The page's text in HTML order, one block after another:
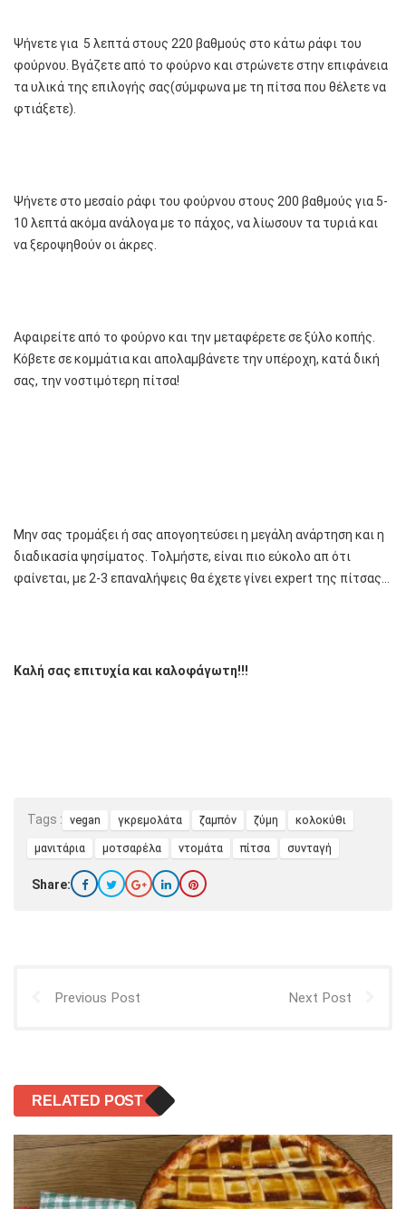
Ψήνετε για 5 λεπτά στους 220 βαθμούς στο κάτω ράφι του
φούρνου. Βγάζετε από το φούρνο και στρώνετε στην επιφάνεια
τα υλικά της επιλογής σας(σύμφωνα με τη πίτσα που θέλετε να
φτιάξετε).
Ψήνετε στο μεσαίο ράφι του φούρνου στους 200 βαθμούς για 5-
10 λεπτά ακόμα ανάλογα με το πάχος, να λίωσουν τα τυριά και
να ξεροψηθούν οι άκρες.
Αφαιρείτε από το φούρνο και την μεταφέρετε σε ξύλο κοπής.
Κόβετε σε κομμάτια και απολαμβάνετε την υπέροχη, κατά δική
σας, την νοστιμότερη πίτσα!
Μην σας τρομάξει ή σας απογοητεύσει η μεγάλη ανάρτηση και η
διαδικασία ψησίματος. Τολμήστε, είναι πιο εύκολο απ ότι
φαίνεται, με 2-3 επαναλήψεις θα έχετε γίνει expert της πίτσας…
Καλή σας επιτυχία και καλοφάγωτη!!!
Tags : vegan γκρεμολάτα ζαμπόν ζύμη κολοκύθι
μανιτάρια μοτσαρέλα ντομάτα πίτσα συνταγή
Share:
Previous Post Next Post
RELATED POST